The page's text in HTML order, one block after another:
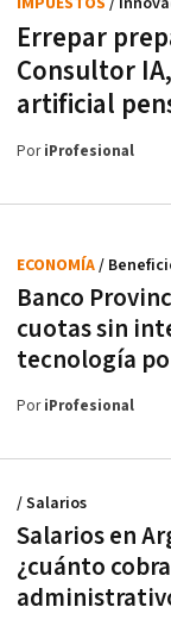
Errepar
Consultor
artificial
PoriProfesional
Banco
cuotas sin
tecnología
ECONOMÍA/
PoriProfesional
Salarios en
¿cuánto
/ Salarios